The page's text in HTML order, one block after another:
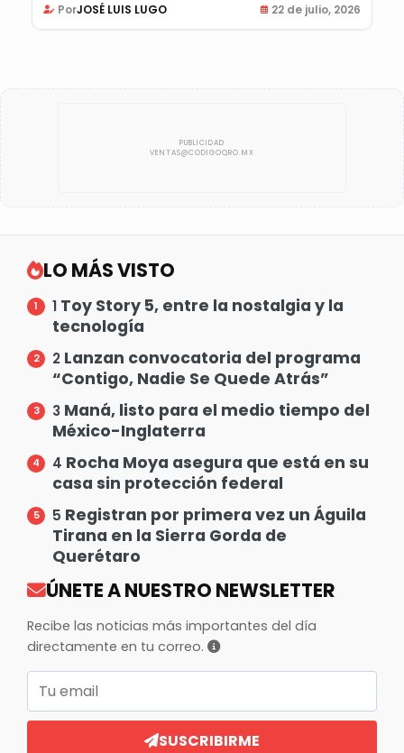
PorJOSÉ LUIS LUGO 22 de julio, 2026
LO MÁS VISTO
1 Toy Story 5, entre la nostalgia y la
tecnología
2 Lanzan convocatoria del programa
“Contigo, Nadie Se Quede Atrás”
3 Maná, listo para el medio tiempo del
México-Inglaterra
4 Rocha Moya asegura que está en su
casa sin protección federal
5 Registran por primera vez un Águila
Tirana en la Sierra Gorda de
Querétaro
ÚNETE A NUESTRO NEWSLETTER
Recibe las noticias más importantes del día
directamente en tu correo.
SUSCRIBIRME